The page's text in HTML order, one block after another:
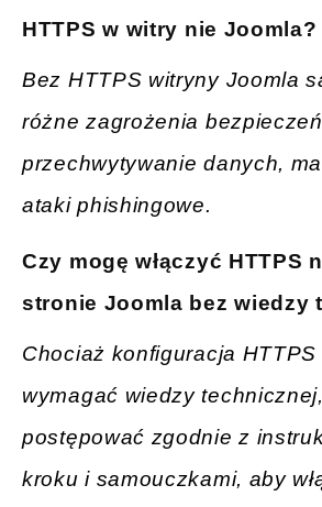
HTTPS w witry nie Joomla?
Bez HTTPS witryny Joomla
różne zagrożenia
przechwytywanie danych,
ataki phishingowe.
Czy mogę włączyć HTTPS
stronie Joomla bez wiedzy
Chociaż konfiguracja HTTPS
wymagać wiedzy
postępować zgodnie z
kroku i samouczkami, aby